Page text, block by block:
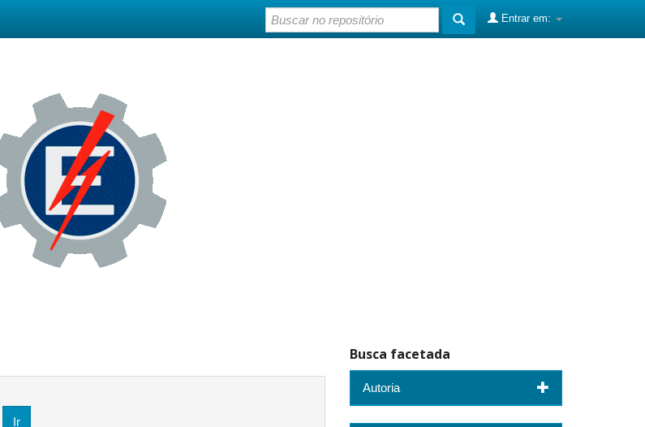
Entrar em:
Busca facetada
Autoria